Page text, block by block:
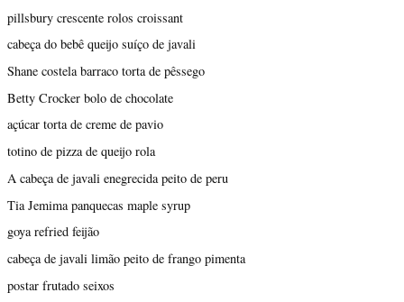
pillsbury crescente rolos croissant
cabeça do bebê queijo suíço de javali
Shane costela barraco torta de pêssego
Betty Crocker bolo de chocolate
açúcar torta de creme de pavio
totino de pizza de queijo rola
A cabeça de javali enegrecida peito de peru
Tia Jemima panquecas maple syrup
goya refried feijão
cabeça de javali limão peito de frango pimenta
postar frutado seixos